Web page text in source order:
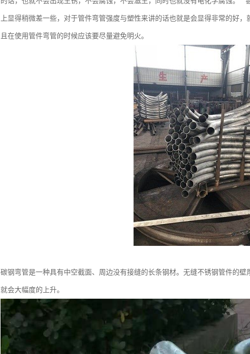
上显得稍微差一些，对于管件弯管强度与塑性来讲的话也就是会显得非常的好
且在使用管件弯管的时候应该要尽量避免明火。
碳钢弯管是一种具有中空截面、周边没有接缝的长条钢材。无缝不锈钢管件的
就会大幅度的上升。